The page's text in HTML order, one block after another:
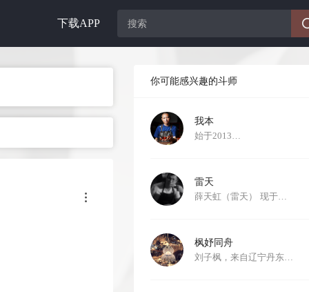
下载APP
你可能感兴趣的斗师
我本
始于2013…
雷天
薛天虹（雷天） 现于…
枫妤同舟
刘子枫，来自辽宁丹东…